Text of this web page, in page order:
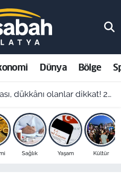
Dünya Bölge
olanlar dikkat! 2027'de vergi yükü artabilir
Sağlık Yaşam Kültür
Haritası
ve Fikstür